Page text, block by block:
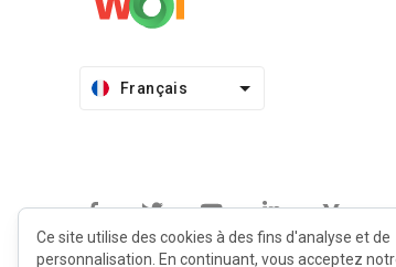
Français
Ce site utilise des cookies à des fins d'analyse et de
personnalisation. En continuant, vous acceptez